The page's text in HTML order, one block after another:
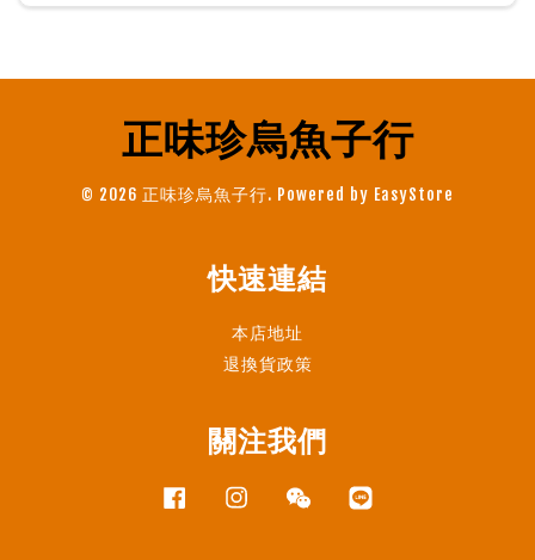
正味珍烏魚子行
© 2026 正味珍烏魚子行. Powered by EasyStore
快速連結
本店地址
退換貨政策
關注我們
Facebook InstagramWechat